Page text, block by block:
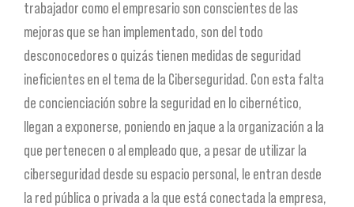
trabajador como el empresario son conscientes de las
mejoras que se han implementado, son del todo
desconocedores o quizás tienen medidas de seguridad
ineficientes en el tema de la Ciberseguridad. Con esta falta
de concienciación sobre la seguridad en lo cibernético,
llegan a exponerse, poniendo en jaque a la organización a la
que pertenecen o al empleado que, a pesar de utilizar la
ciberseguridad desde su espacio personal, le entran desde
la red pública o privada a la que está conectada la empresa,